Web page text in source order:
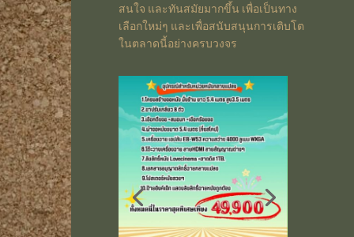
สนใจ และทันสมัยมากขึ้น เพื่อเป็นทาง
เลือกใหม่ๆ และเพื่อสนับสนุนการเติบโต
ในตลาดนี้อย่างครบวงจร